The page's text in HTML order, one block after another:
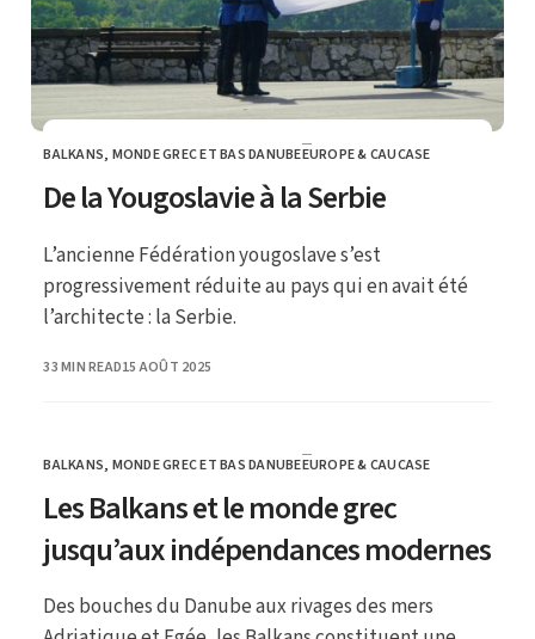
CATEGORY
BALKANS, MONDE GREC ET BAS DANUBEEUROPE & CAUCASE
De la Yougoslavie à la Serbie
L’ancienne Fédération yougoslave s’est
progressivement réduite au pays qui en avait été
l’architecte : la Serbie.
33 MIN READPUBLISHED
15 AOÛT 2025
CATEGORY
BALKANS, MONDE GREC ET BAS DANUBEEUROPE & CAUCASE
Les Balkans et le monde grec
jusqu’aux indépendances modernes
Des bouches du Danube aux rivages des mers